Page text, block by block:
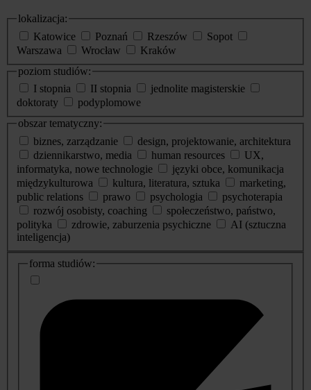
lokalizacja:
Katowice
Poznań Rzeszów
Sopot
Warszawa
Wrocław
Kraków
poziom studiów:
I stopnia
II stopnia
jednolite magisterskie
doktoraty
podyplomowe
obszar tematyczny:
biznes, zarządzanie
design, projektowanie, architektura
dziennikarstwo, media
human resources
UX,
informatyka, nowe technologie
języki obce, komunikacja
międzykulturowa
kultura, literatura, sztuka
marketing,
public relations
prawo psychologia
psychoterapia
rozwój osobisty, coaching
społeczeństwo, państwo,
polityka
zdrowie, zaburzenia psychiczne
AI (sztuczna
inteligencja)
dodatkowe
informacje
forma studiów: